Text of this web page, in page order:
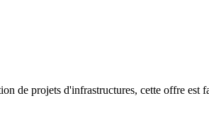
de projets d'infrastructures, cette offre